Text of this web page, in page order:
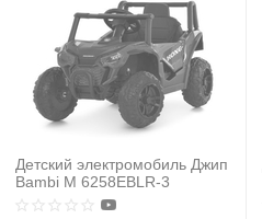
Детский электромобиль Джип
Bambi M 6258EBLR-3